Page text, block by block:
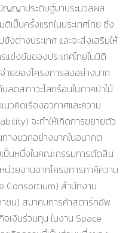
ญญาประดิษฐ์มาประมวลผล
เป็นครั้งแรกในประเทศไทย ซึ่ง
ต่างประเทศ และจะส่งเสริมให้
ข่งขันของประเทศไทยในมิติ
ายของโครงการลงอย่างมาก
ดสภาวะโลกร้อนในภาคป่าไม้
วคิดเรื่องอวกาศและความ
จะทำให้เกิดการขยายตัว
ทางบวกอย่างมากในอนาคต
นหนึ่งในคณะกรรมการตัดสิน
ยงานจากโครงการภาคีความ
Consortium) สำนักงาน
ชน) สมาคมการค้าสตาร์ทอัพ
เงินร่วมทุน ในงาน Space